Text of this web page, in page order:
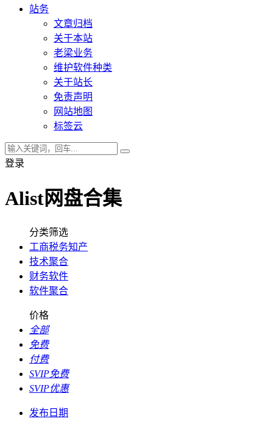
站务
文章归档
关于本站
老梁业务
维护软件种类
关于站长
免责声明
网站地图
标签云
登录
Alist网盘合集
分类筛选
工商税务知产
技术聚合
财务软件
软件聚合
价格
全部
免费
付费
SVIP免费
SVIP优惠
发布日期